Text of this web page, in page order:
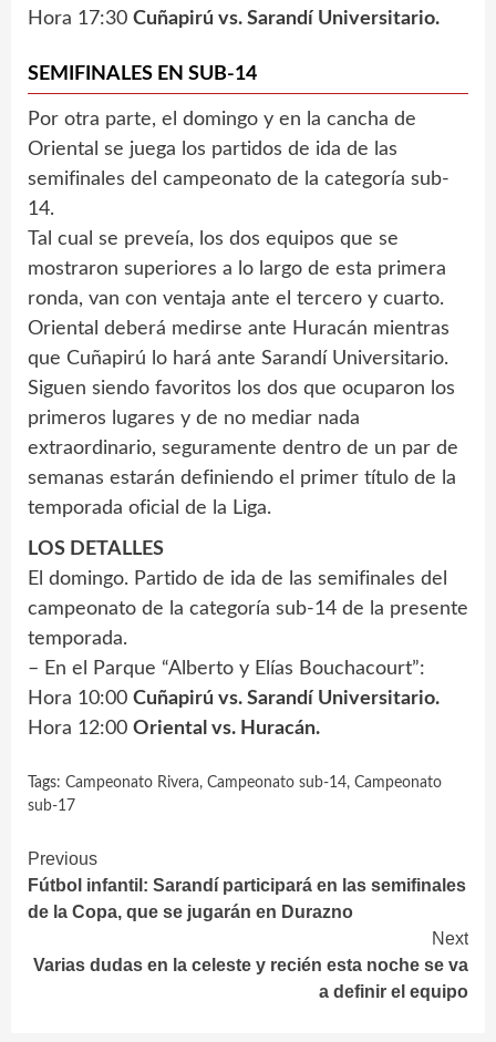
Hora 17:30 Cuñapirú vs. Sarandí Universitario.
SEMIFINALES EN SUB-14
Por otra parte, el domingo y en la cancha de
Oriental se juega los partidos de ida de las
semifinales del campeonato de la categoría sub-
14.
Tal cual se preveía, los dos equipos que se
mostraron superiores a lo largo de esta primera
ronda, van con ventaja ante el tercero y cuarto.
Oriental deberá medirse ante Huracán mientras
que Cuñapirú lo hará ante Sarandí Universitario.
Siguen siendo favoritos los dos que ocuparon los
primeros lugares y de no mediar nada
extraordinario, seguramente dentro de un par de
semanas estarán definiendo el primer título de la
temporada oficial de la Liga.
LOS DETALLES
El domingo. Partido de ida de las semifinales del
campeonato de la categoría sub-14 de la presente
temporada.
– En el Parque “Alberto y Elías Bouchacourt”:
Hora 10:00 Cuñapirú vs. Sarandí Universitario.
Hora 12:00 Oriental vs. Huracán.
Tags: Campeonato Rivera, Campeonato sub-14, Campeonato
sub-17
Continue
Reading
Previous
Fútbol infantil: Sarandí participará en las semifinales
de la Copa, que se jugarán en Durazno
Next
Varias dudas en la celeste y recién esta noche se va
a definir el equipo